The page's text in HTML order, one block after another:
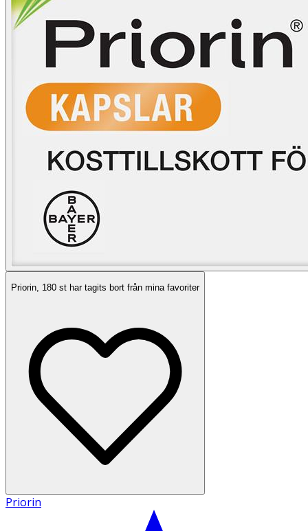
Priorin, 180 st har tagits bort från mina favoriter
Priorin